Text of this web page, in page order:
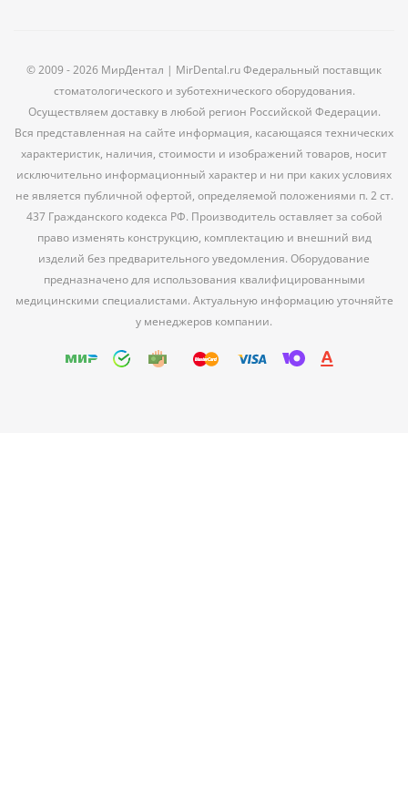
© 2009 - 2026 МирДентал | MirDental.ru Федеральный поставщик
стоматологического и зуботехнического оборудования.
Осуществляем доставку в любой регион Российской Федерации.
Вся представленная на сайте информация, касающаяся технических
характеристик, наличия, стоимости и изображений товаров, носит
исключительно информационный характер и ни при каких условиях
не является публичной офертой, определяемой положениями п. 2 ст.
437 Гражданского кодекса РФ. Производитель оставляет за собой
право изменять конструкцию, комплектацию и внешний вид
изделий без предварительного уведомления. Оборудование
предназначено для использования квалифицированными
медицинскими специалистами. Актуальную информацию уточняйте
у менеджеров компании.